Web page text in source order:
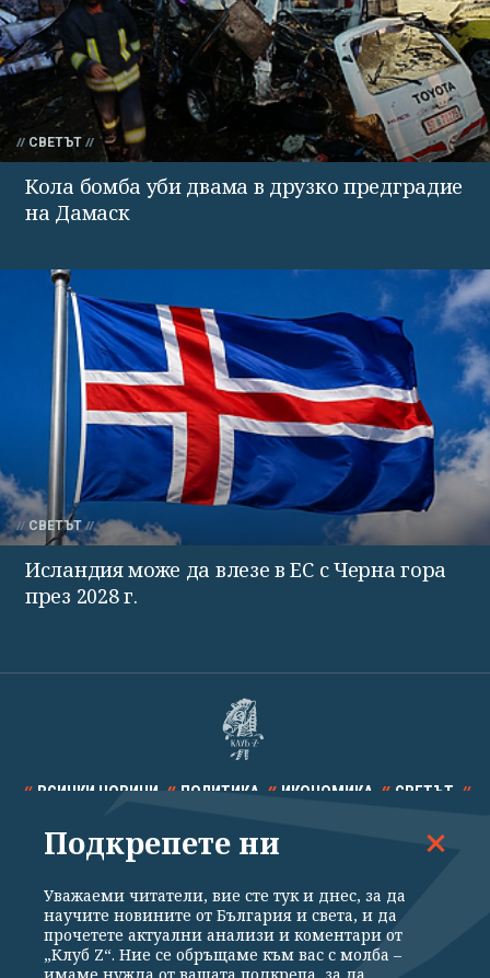
СВЕТЪТ
Кола бомба уби двама в друзко предградие
на Дамаск
СВЕТЪТ
Исландия може да влезе в ЕС с Черна гора
през 2028 г.
ВСИЧКИ НОВИНИ ПОЛИТИКА ИКОНОМИКА СВЕТЪТ
СПОРТ КУЛТУРА ТЕХНОЛОГИИ КАЛЕЙДОСКОП
Подкрепете ни
Уважаеми читатели, вие сте тук и днес, за да
научите новините от България и света, и да
прочетете актуални анализи и коментари от
„Клуб Z“. Ние се обръщаме към вас с молба –